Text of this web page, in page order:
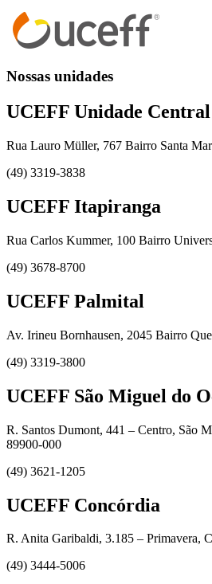
Nossas unidades
UCEFF Unidade Central
Rua Lauro Müller, 767 Bairro Santa
(49) 3319-3838
UCEFF Itapiranga
Rua Carlos Kummer, 100 Bairro
(49) 3678-8700
UCEFF Palmital
Av. Irineu Bornhausen, 2045 Bairro
(49) 3319-3800
UCEFF São Miguel do
R. Santos Dumont, 441 – Centro, São
89900-000
(49) 3621-1205
UCEFF Concórdia
R. Anita Garibaldi, 3.185 – Primavera,
(49) 3444-5006